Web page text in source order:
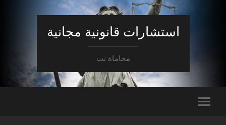
استشارات قانونية مجانية
محاماة نت